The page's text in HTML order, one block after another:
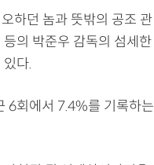
하던 놈과 뜻밖의 공조 관
등의 박준우 감독의 섬세한
다.
6회에서 7.4%를 기록하는